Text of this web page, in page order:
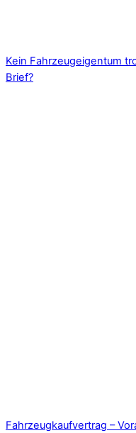
Kein Fahrzeugeigentum
Brief?
Fahrzeugkaufvertrag –